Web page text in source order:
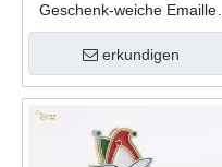
Geschenk-weiche Emaille-
kundenspezifische
Andenken-Form-Zink-
Legierungs-Karnevals-
Abzeichen
erkundigen